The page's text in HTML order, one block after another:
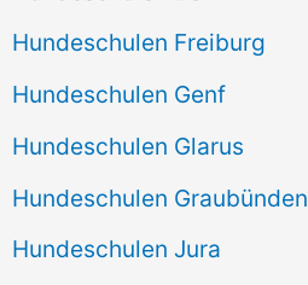
Hundeschulen Freiburg
Hundeschulen Genf
Hundeschulen Glarus
Hundeschulen Graubünden
Hundeschulen Jura